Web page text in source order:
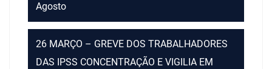
Agosto
26 MARÇO – GREVE DOS TRABALHADORES
DAS IPSS CONCENTRAÇÃO E VIGILIA EM